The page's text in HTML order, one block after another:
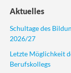
Aktuelles
Schultage des
2026/27
Letzte Möglichkeit
Berufskollegs